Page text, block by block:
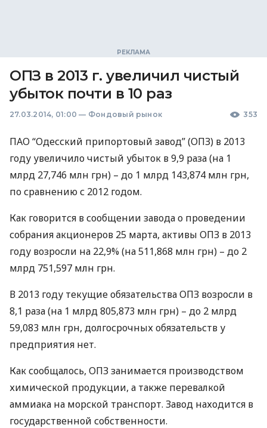
ОПЗ в 2013 г. увеличил чистый
убыток почти в 10 раз
27.03.2014, 01:00 — Фондовый рынок 353
ПАО “Одесский припортовый завод” (ОПЗ) в 2013
году увеличило чистый убыток в 9,9 раза (на 1
млрд 27,746 млн грн) – до 1 млрд 143,874 млн грн,
по сравнению с 2012 годом.
Как говорится в сообщении завода о проведении
собрания акционеров 25 марта, активы ОПЗ в 2013
году возросли на 22,9% (на 511,868 млн грн) – до 2
млрд 751,597 млн грн.
В 2013 году текущие обязательстваОПЗ возросли в
8,1 раза (на 1 млрд 805,873 млн грн) – до 2 млрд
59,083 млн грн, долгосрочных обязательств у
предприятия нет.
Как сообщалось, ОПЗзанимается производством
химической продукции, а также перевалкой
аммиака на морской транспорт. Завод находится в
государственной собственности.